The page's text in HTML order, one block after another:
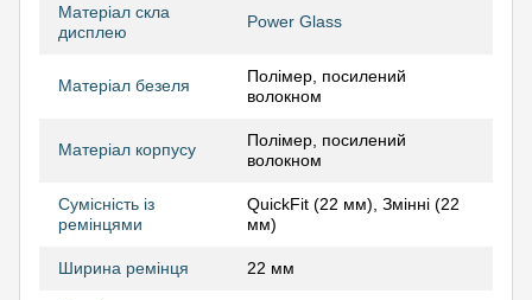
Матеріал скла
дисплею
Power Glass
Матеріал безеля
Полімер, посилений
волокном
Матеріал корпусу
Полімер, посилений
волокном
Сумісність із
ремінцями
QuickFit (22 мм), Змінні (22
мм)
Ширина ремінця 22 мм